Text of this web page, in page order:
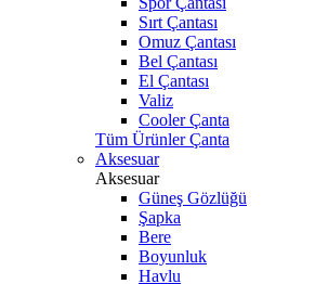
Sırt Çantası
Omuz Çantası
Bel Çantası
El Çantası
Valiz
Cooler Çanta
Tüm Ürünler Çanta
Aksesuar
Aksesuar
Güneş Gözlüğü
Şapka
Bere
Boyunluk
Havlu